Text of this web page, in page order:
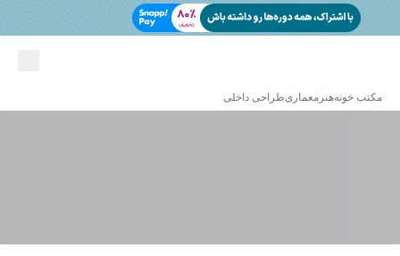
مکتب خونههنر معماریطراحی داخلی